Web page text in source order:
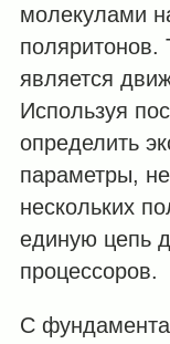
молекулами
поляритонов.
является
Используя
определить
параметры,
нескольких
единую цепь
процессоров.
С